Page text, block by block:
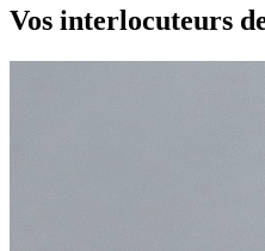
Vos interlocuteurs